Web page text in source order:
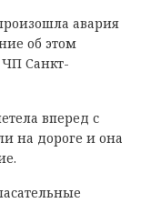
авария
об этом
ЧП Санкт-
вперед с
на дороге и она